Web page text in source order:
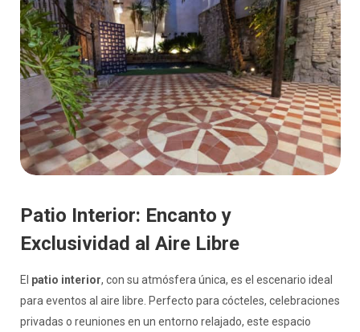
Patio Interior: Encanto y
Exclusividad al Aire Libre
El patio interior, con su atmósfera única, es el escenario ideal
para eventos al aire libre. Perfecto para cócteles, celebraciones
privadas o reuniones en un entorno relajado, este espacio